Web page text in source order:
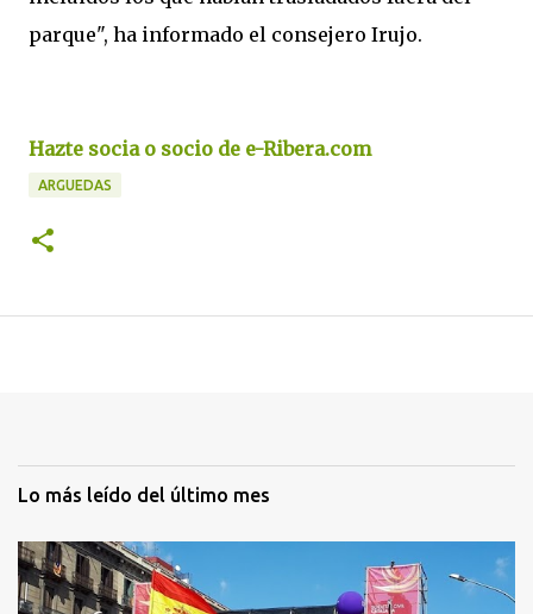
parque", ha informado el consejero Irujo.
Hazte socia o socio de e-Ribera.com
ARGUEDAS
Lo más leído del último mes